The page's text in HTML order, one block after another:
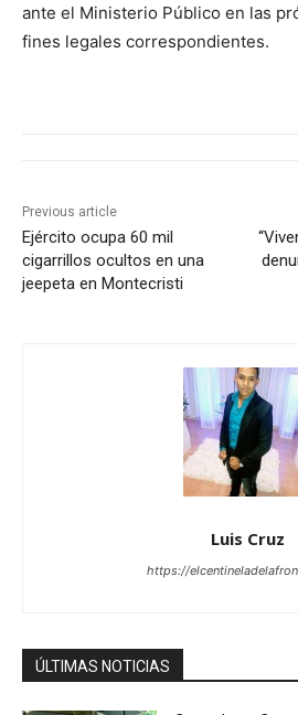
ante el Ministerio Público en las
fines legales correspondientes.
Previous article
Ejército ocupa 60 mil
cigarrillos ocultos en una
jeepeta en Montecristi
Luis Cruz
https://
ÚLTIMAS NOTICIAS